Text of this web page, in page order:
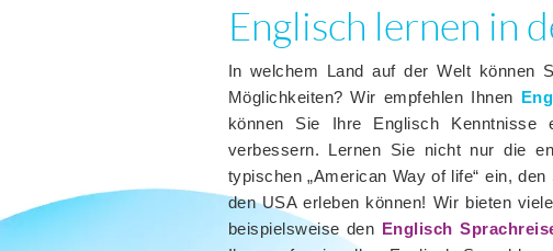
Englisch lernen in
In welchem Land auf der Welt können
Möglichkeiten? Wir empfehlen Ihnen
können Sie Ihre Englisch Kenntnisse
verbessern. Lernen Sie nicht nur die
typischen „American Way of life“ ein,
den USA erleben können! Wir bieten
beispielsweise den Englisch